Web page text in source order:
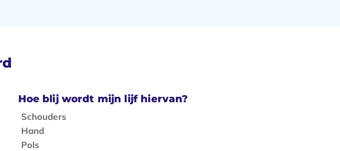
Hoe blij wordt mijn lijf hiervan?
Schouders
Hand
Pols